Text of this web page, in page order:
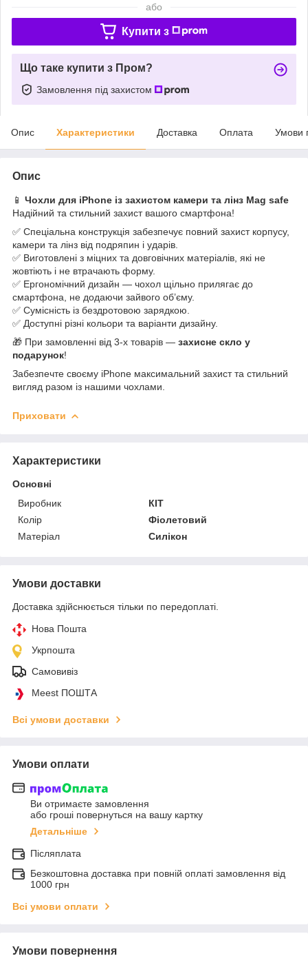
або
Купити з
Що таке купити з Пром?
Замовлення під захистом
Опис Характеристики Доставка Оплата Умови
Опис
📱 Чохли для iPhone із захистом камери та лінз Mag safe
Надійний та стильний захист вашого смартфона!
✅ Спеціальна конструкція забезпечує повний захист корпусу,
камери та лінз від подряпин і ударів.
✅ Виготовлені з міцних та довговічних матеріалів, які не
жовтіють і не втрачають форму.
✅ Ергономічний дизайн — чохол щільно прилягає до
смартфона, не додаючи зайвого об’єму.
✅ Сумісність із бездротовою зарядкою.
✅ Доступні різні кольори та варіанти дизайну.
🎁 При замовленні від 3-х товарів — захисне скло у
подарунок!
Забезпечте своєму iPhone максимальний захист та стильний
вигляд разом із нашими чохлами.
Приховати
Характеристики
Основні
Виробник
КІТ
Колір
Фіолетовий
Матеріал
Силікон
Умови доставки
Доставка здійснюється тільки по передоплаті.
Нова Пошта
Укрпошта
Самовивіз
Meest ПОШТА
Всі умови доставки
Умови оплати
Ви отримаєте замовлення
або гроші повернуться на вашу картку
Детальніше
Післяплата
Безкоштовна доставка при повній оплаті замовлення від
1000 грн
Всі умови оплати
Умови повернення